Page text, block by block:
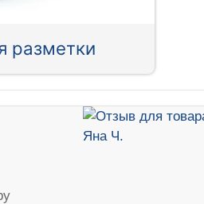
разметки